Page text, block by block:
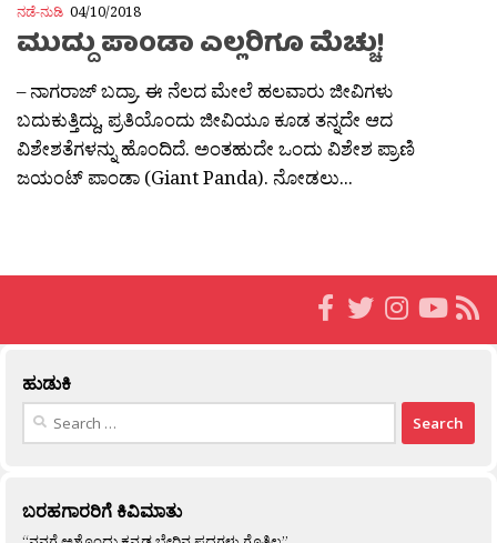
ನಡೆ-ನುಡಿ 04/10/2018
ಮುದ್ದು ಪಾಂಡಾ ಎಲ್ಲರಿಗೂ ಮೆಚ್ಚು!
– ನಾಗರಾಜ್ ಬದ್ರಾ. ಈ ನೆಲದ ಮೇಲೆ ಹಲವಾರು ಜೀವಿಗಳು
ಬದುಕುತ್ತಿದ್ದು, ಪ್ರತಿಯೊಂದು ಜೀವಿಯೂ ಕೂಡ ತನ್ನದೇ ಆದ
ವಿಶೇಶತೆಗಳನ್ನು ಹೊಂದಿದೆ. ಅಂತಹುದೇ ಒಂದು ವಿಶೇಶ ಪ್ರಾಣಿ
ಜಯಂಟ್ ಪಾಂಡಾ (Giant Panda). ನೋಡಲು...
ಹುಡುಕಿ
Search
ಬರಹಗಾರರಿಗೆ ಕಿವಿಮಾತು